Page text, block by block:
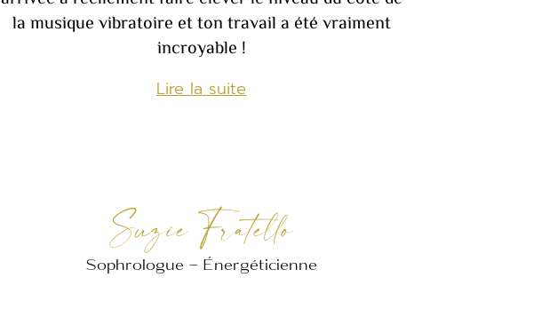
la musique vibratoire et ton travail a été vraiment
incroyable !
Lire la suite
Suzie Fratello
Sophrologue – Énergéticienne